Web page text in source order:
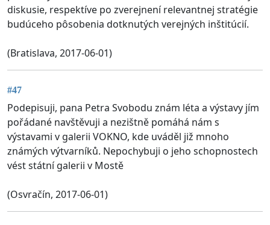
diskusie, respektíve po zverejnení relevantnej stratégie
budúceho pôsobenia dotknutých verejných inštitúcií.
(Bratislava, 2017-06-01)
#47
Podepisuji, pana Petra Svobodu znám léta a výstavy jím
pořádané navštěvuji a nezištně pomáhá nám s
výstavami v galerii VOKNO, kde uváděl již mnoho
známých výtvarníků. Nepochybuji o jeho schopnostech
vést státní galerii v Mostě
(Osvračín, 2017-06-01)